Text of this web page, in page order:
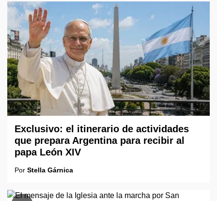
Exclusivo: el itinerario de actividades
que prepara Argentina para recibir al
papa León XIV
Por Stella Gárnica